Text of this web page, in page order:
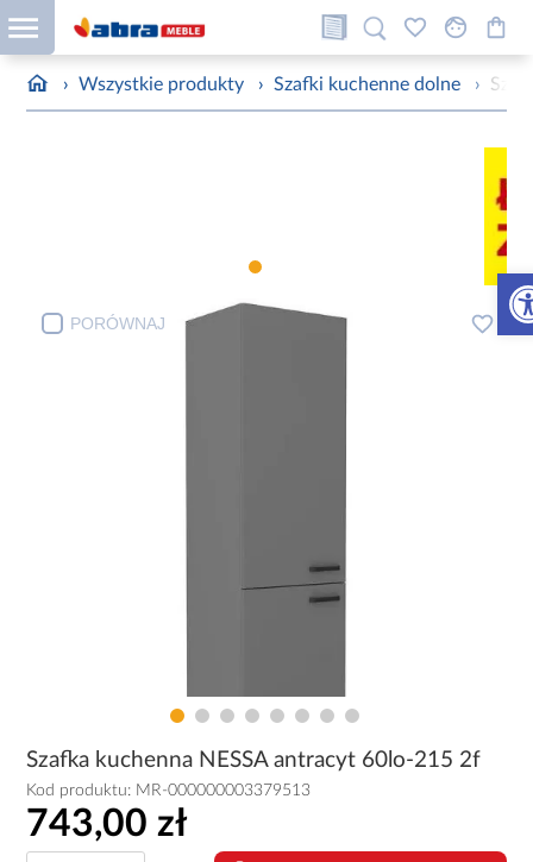
› Wszystkie produkty › Szafki kuchenne dolne ›
PORÓWNAJ
Szafka kuchenna NESSA antracyt 60lo-215 2f
Kod produktu: MR-000000003379513
743,00 zł